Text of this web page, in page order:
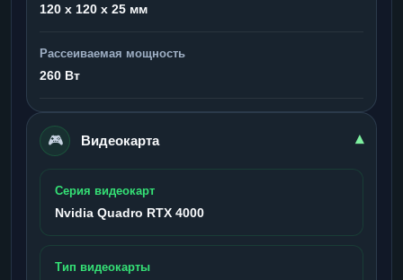
120 x 120 x 25 мм
Рассеиваемая мощность
260 Вт
🎮 Видеокарта ▾
Серия видеокарт
Nvidia Quadro RTX 4000
Тип видеокарты